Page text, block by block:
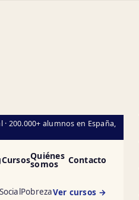
200.000+ alumnos en España,
CursosQuiénes
somos Contacto
SocialPobrezaVer cursos →